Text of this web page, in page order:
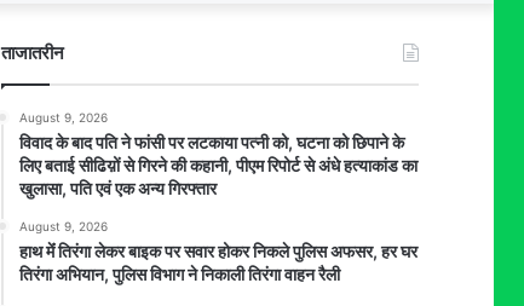
ताजातरीन
August 9, 2026
विवाद के बाद पति ने फांसी पर लटकाया पत्नी को, घटना को छिपाने के
लिए बताई सीढिय़ों से गिरने की कहानी, पीएम रिपोर्ट से अंधे हत्याकांड का
खुलासा, पति एवं एक अन्य गिरफ्तार
August 9, 2026
हाथ मेंं तिरंगा लेकर बाइक पर सवार होकर निकले पुलिस अफसर, हर घर
तिरंगा अभियान, पुलिस विभाग ने निकाली तिरंगा वाहन रैली